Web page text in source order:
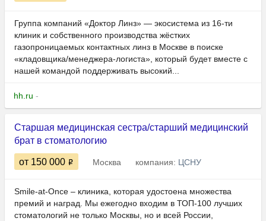
Группа компаний «Доктор Линз» — экосистема из 16-ти
клиник и собственного производства жёстких
газопроницаемых контактных линз в Москве в поиске
«кладовщика/менеджера-логиста», который будет вместе с
нашей командой поддерживать высокий...
hh.ru -
Старшая медицинская сестра/старший медицинский
брат в стоматологию
от 150 000 Москва компания: ЦСНУ
Smile-at-Once – клиника, которая удостоена множества
премий и наград. Мы ежегодно входим в ТОП-100 лучших
стоматологий не только Москвы, но и всей России,